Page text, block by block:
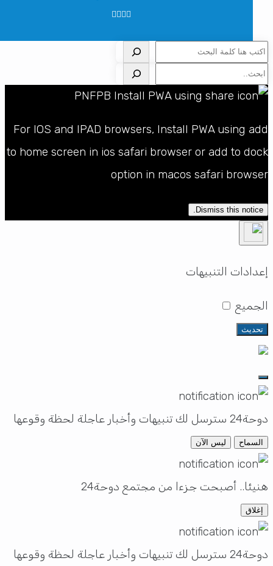
For IOS and IPAD browsers, Install PWA using
to home screen in ios safari browser or add to
option in macos safari
Dismiss this notice.
التنبيهات
تحديث
تنبيهات وأخبار عاجلة لحظة وقوعها
السماح ليس الآن
أصبحت جزءا من مجتمع دوحة24
إغلاق
تنبيهات وأخبار عاجلة لحظة وقوعها